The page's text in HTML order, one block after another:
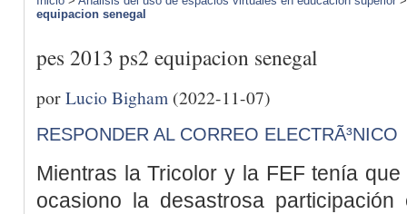
equipacion senegal
pes 2013 ps2 equipacion senegal
porLucio Bigham (2022-11-07)
RESPONDER AL CORREO ELECTRÃ³NICO
Mientras la Tricolor y la FEF tenía
ocasiono la desastrosa